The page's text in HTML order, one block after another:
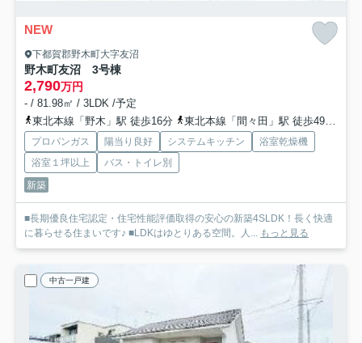
NEW
下都賀郡野木町大字友沼
野木町友沼 3号棟
2,790万円
- / 81.98㎡ / 3LDK /予定
東北本線「野木」駅 徒歩16分
東北本線「間々田」駅 徒歩49分
プロパンガス 陽当り良好 システムキッチン
浴室乾燥機
浴室１坪以上
バス・トイレ別
新築
■長期優良住宅認定・住宅性能評価取得の安心の新築4SLDK！長く快適
に暮らせる住まいです♪ ■LDKはゆとりある空間。人... もっと見る
中古一戸建